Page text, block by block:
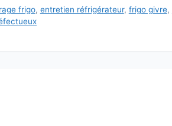
frigo, entretien réfrigérateur, frigo givre,